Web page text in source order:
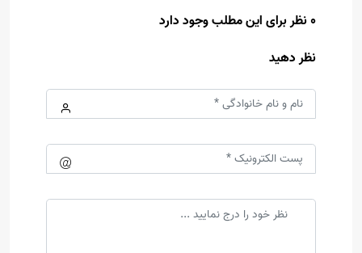
0 نظر برای این مطلب وجود دارد
نظر دهید